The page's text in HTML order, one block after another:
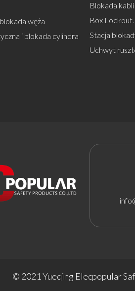
węża
i blokada cylindra
Blokada kabli
Box Lockout.
Stacja
Uchwyt
© 2021 Yueqing Elecpopular